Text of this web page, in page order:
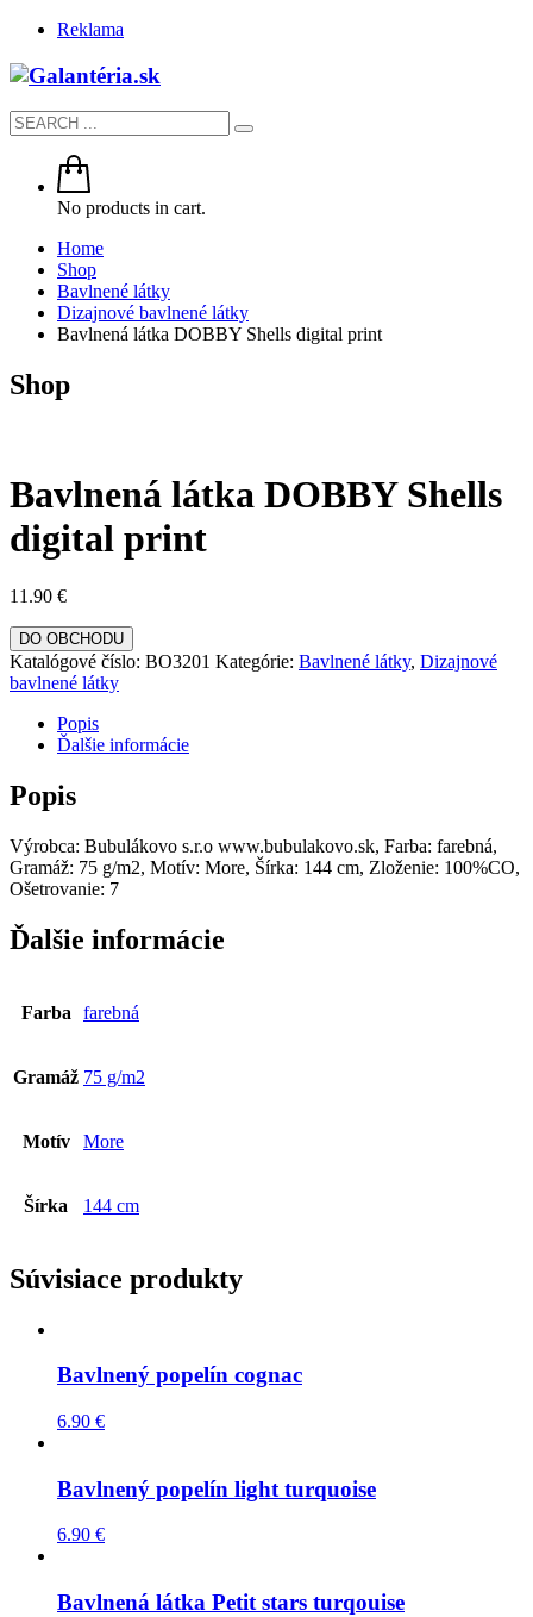
Reklama
No products in cart.
Home
Shop
Bavlnené látky
Dizajnové bavlnené látky
Bavlnená látka DOBBY Shells digital print
Shop
Bavlnená látka DOBBY Shells
digital print
11.90 €
DO OBCHODU
Katalógové číslo: BO3201 Kategórie: Bavlnené látky, Dizajnové
bavlnené látky
Popis
Ďalšie informácie
Popis
Výrobca: Bubulákovo s.r.o www.bubulakovo.sk, Farba: farebná,
Gramáž: 75 g/m2, Motív: More, Šírka: 144 cm, Zloženie: 100%CO,
Ošetrovanie: 7
Ďalšie informácie
Farba farebná
Gramáž 75 g/m2
Motív More
Šírka 144 cm
Súvisiace produkty
Bavlnený popelín cognac
6.90 €
Bavlnený popelín light turquoise
6.90 €
Bavlnená látka Petit stars turqouise